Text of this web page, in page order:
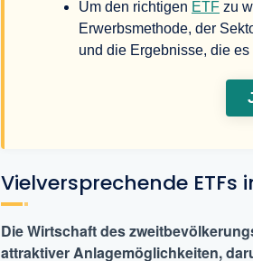
Um den richtigen ETF zu
Erwerbsmethode, der
und die Ergebnisse, die
Vielversprechende
Die Wirtschaft des
attraktiver Anlagemöglichkeiten,